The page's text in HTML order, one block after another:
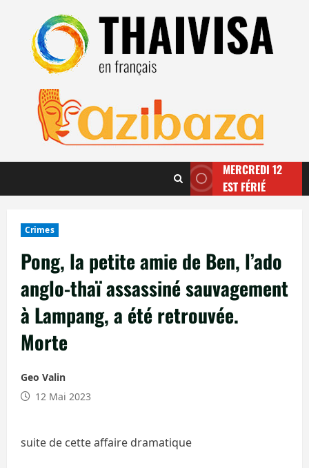
contenu
MERCREDI 12
EST FÉRIÉ
Crimes
Pong, la petite amie de Ben, l’ado
anglo-thaï assassiné sauvagement
à Lampang, a été retrouvée.
Morte
Geo Valin
12 Mai 2023
suite de cette affaire dramatique